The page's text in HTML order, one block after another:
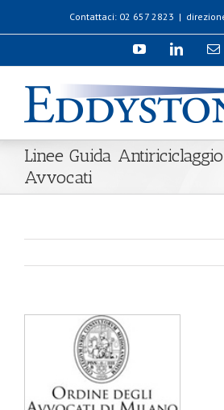
Contattaci: 02 657 2823 |
Linee Guida
Avvocati